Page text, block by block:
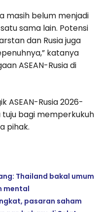
masih belum menjadi
sama lain. Potensi
dan Rusia juga
katanya
ASEAN-Rusia di
ASEAN-Rusia 2026-
bagi memperkukuh
pihak.
Thailand bakal umum
mental
pasaran saham